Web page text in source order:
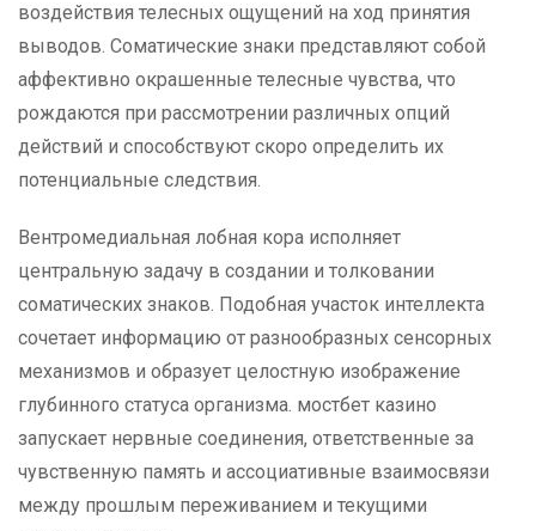
воздействия телесных ощущений на ход принятия
выводов. Соматические знаки представляют собой
аффективно окрашенные телесные чувства, что
рождаются при рассмотрении различных опций
действий и способствуют скоро определить их
потенциальные следствия.
Вентромедиальная лобная кора исполняет
центральную задачу в создании и толковании
соматических знаков. Подобная участок интеллекта
сочетает информацию от разнообразных сенсорных
механизмов и образует целостную изображение
глубинного статуса организма. мостбет казино
запускает нервные соединения, ответственные за
чувственную память и ассоциативные взаимосвязи
между прошлым переживанием и текущими